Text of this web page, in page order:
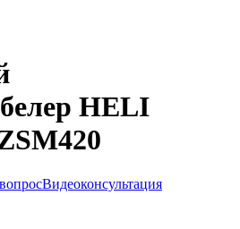
HELI
Видеоконсультация